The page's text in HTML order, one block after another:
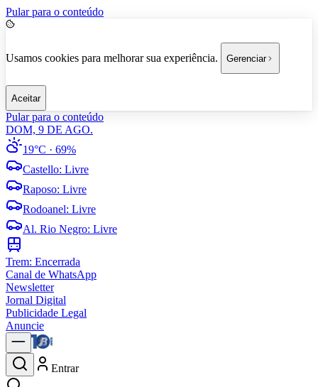
Pular para o conteúdo
Usamos cookies para melhorar sua experiência. Gerenciar
Aceitar
Pular para o conteúdo
DOM, 9 DE AGO.
19°C · 69%
Castello: Livre
Raposo: Livre
Rodoanel: Livre
Al. Rio Negro: Livre
Trem: Encerrada
Canal de WhatsApp
Newsletter
Jornal Digital
Publicidade Legal
Anuncie
Entrar